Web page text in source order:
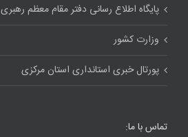
پایگاه اطلاع رسانی دفتر مقام معظم رهبری
وزارت کشور
پورتال خبری استانداری استان مرکزی
تماس با ما: